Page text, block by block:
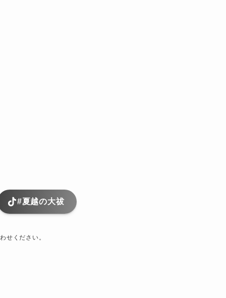
#夏越の大祓
せください。